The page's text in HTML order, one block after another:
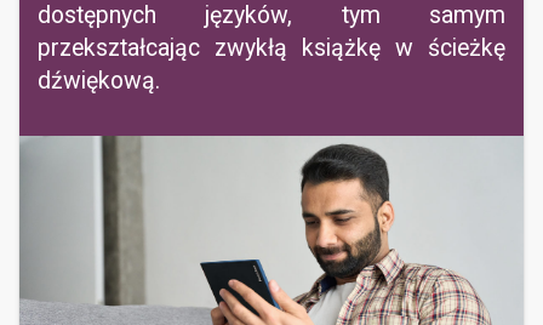
dostępnych języków, tym samym
przekształcając zwykłą książkę w ścieżkę
dźwiękową.